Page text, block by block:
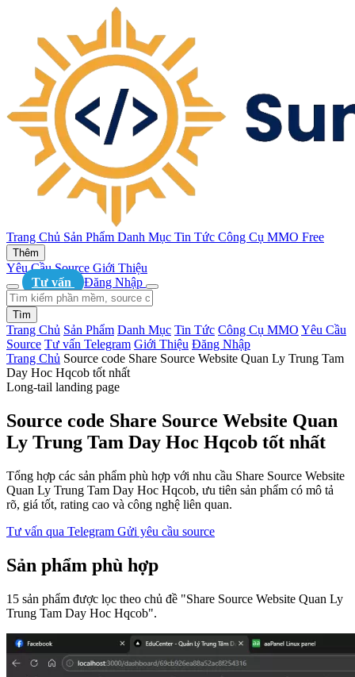
Trang Chủ Sản Phẩm Danh Mục Tin Tức Công Cụ MMO Free
Thêm
Yêu Cầu Source Giới Thiệu
Tư vấn
Đăng Nhập
Tìm
Trang Chủ Sản Phẩm Danh Mục Tin Tức Công Cụ MMO Yêu Cầu
Source Tư vấn Telegram Giới Thiệu Đăng Nhập
Trang Chủ Source code Share Source Website Quan Ly Trung Tam
Day Hoc Hqcob tốt nhất
Long-tail landing page
Source code Share Source Website Quan
Ly Trung Tam Day Hoc Hqcob tốt nhất
Tổng hợp các sản phẩm phù hợp với nhu cầu Share Source Website
Quan Ly Trung Tam Day Hoc Hqcob, ưu tiên sản phẩm có mô tả
rõ, giá tốt, rating cao và công nghệ liên quan.
Tư vấn qua Telegram Gửi yêu cầu source
Sản phẩm phù hợp
15 sản phẩm được lọc theo chủ đề "Share Source Website Quan Ly
Trung Tam Day Hoc Hqcob".